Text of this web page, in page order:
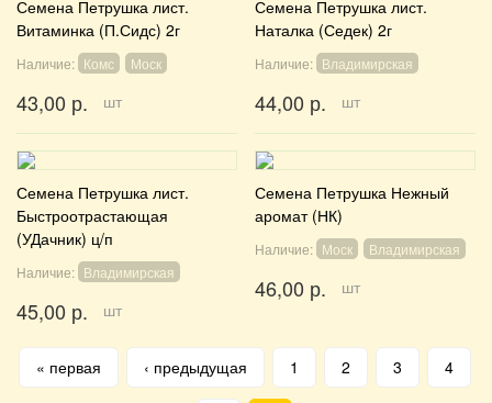
Семена Петрушка лист.
Витаминка (П.Сидс) 2г
Наличие: Комс Моск
43,00 р. шт
Семена Петрушка лист.
Наталка (Седек) 2г
Наличие: Владимирская
44,00 р. шт
Семена Петрушка лист.
Быстроотрастающая
(УДачник) ц/п
Наличие: Владимирская
45,00 р. шт
Семена Петрушка Нежный
аромат (НК)
Наличие: Моск Владимирская
46,00 р. шт
Страницы
« первая ‹ предыдущая 1 2 3 4